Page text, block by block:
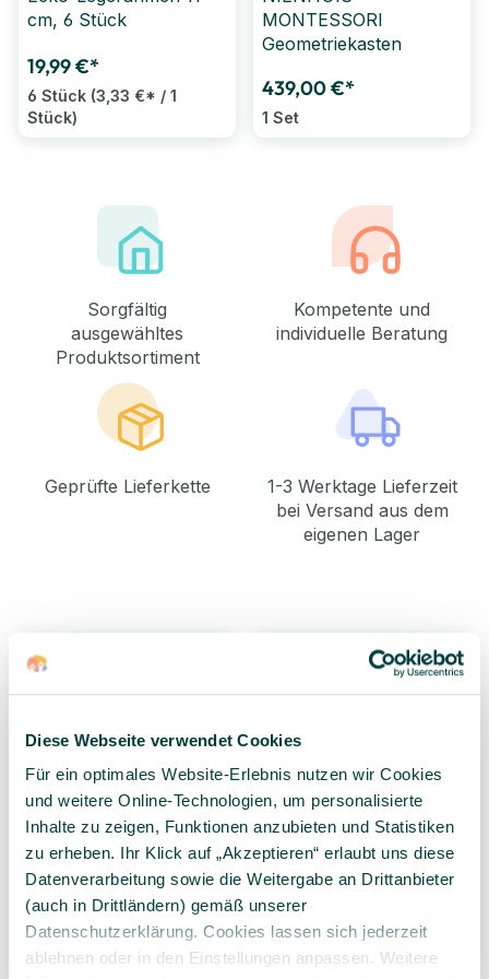
Diese Webseite verwendet Cookies
Für ein optimales Website-Erlebnis nutzen wir Cookies
und weitere Online-Technologien, um personalisierte
Inhalte zu zeigen, Funktionen anzubieten und Statistiken
zu erheben. Ihr Klick auf „Akzeptieren“ erlaubt uns diese
Datenverarbeitung sowie die Weitergabe an Drittanbieter
(auch in Drittländern) gemäß unserer
Datenschutzerklärung. Cookies lassen sich jederzeit
ablehnen oder in den Einstellungen anpassen. Weitere
cm, 6 Stück
19,99 €*
6 Stück (3,33 €* / 1
Stück)
MONTESSORI
Geometriekasten
439,00 €*
1 Set
Sorgfältig
ausgewähltes
Produktsortiment
Kompetente und
individuelle Beratung
Geprüfte Lieferkette
1-3 Werktage Lieferzeit
bei Versand aus dem
eigenen Lager
EDUCO Sortier-Puzzle
mit geometrischen
Formen, 6 Teile, ab 1
Jahr
29,99 €*
EDUCO Knopfpuzzle
Geometrische Formen,
16 Teile, ab 3 Jahre
44,99 €*